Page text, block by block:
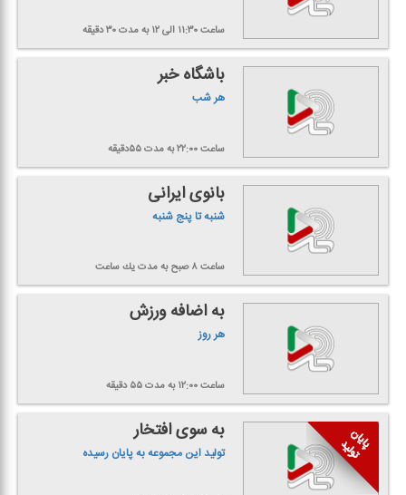
ساعت ۱۱:۳۰ الی ۱۲ به مدت ۳۰ دقیقه
باشگاه خبر
هر شب
ساعت ۲۲:۰۰ به مدت ۵۵دقیقه
بانوی ایرانی
شنبه تا پنج شنبه
ساعت ۸ صبح به مدت یك ساعت
به اضافه ورزش
هر روز
ساعت ۱۲:۰۰ به مدت ۵۵ دقیقه
به سوی افتخار
تولید این مجموعه به پایان رسیده